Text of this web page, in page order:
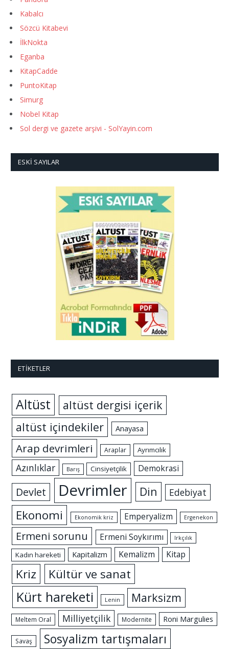
Kabalcı
Sözcü Kitabevi
İlkNokta
Eganba
KitapCadde
PuntoKitap
Simurg
Nobel Kitap
Sol dergi ve gazete arşivi - SolYayin.com
ESKI SAYILAR
ETIKETLER
Altüst
altüst dergisi içerik
altüst içindekiler
Anayasa
Arap devrimleri Araplar Ayrımcılık
Azınlıklar Barış Cinsiyetçilik Demokrasi
Devlet Devrimler Din Edebiyat
Ekonomi Ekonomik kriz Emperyalizm Ergenekon
Ermeni sorunu Ermeni Soykırımı Irkçılık
Kadın hareketi Kapitalizm Kemalizm Kitap
Kriz Kültür ve sanat
Kürt hareketi Lenin Marksizm
Meltem Oral Milliyetçilik Modernite Roni Margulies
Savaş Sosyalizm tartışmaları